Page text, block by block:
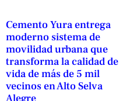
Cemento Yura entrega
moderno sistema de
movilidad urbana que
transforma la calidad de
vida de más de 5 mil
vecinos en Alto Selva